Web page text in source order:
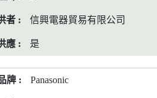
信興電器貿易有限公司
是
Panasonic